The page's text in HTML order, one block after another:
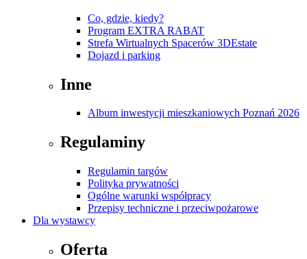
Co, gdzie, kiedy?
Program EXTRA RABAT
Strefa Wirtualnych Spacerów 3DEstate
Dojazd i parking
Inne
Album inwestycji mieszkaniowych Poznań 2026
Regulaminy
Regulamin targów
Polityka prywatności
Ogólne warunki współpracy
Przepisy techniczne i przeciwpożarowe
Dla wystawcy
Oferta